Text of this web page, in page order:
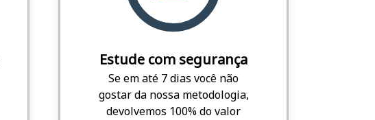
Estude com segurança
Se em até 7 dias você não
gostar da nossa metodologia,
devolvemos 100% do valor